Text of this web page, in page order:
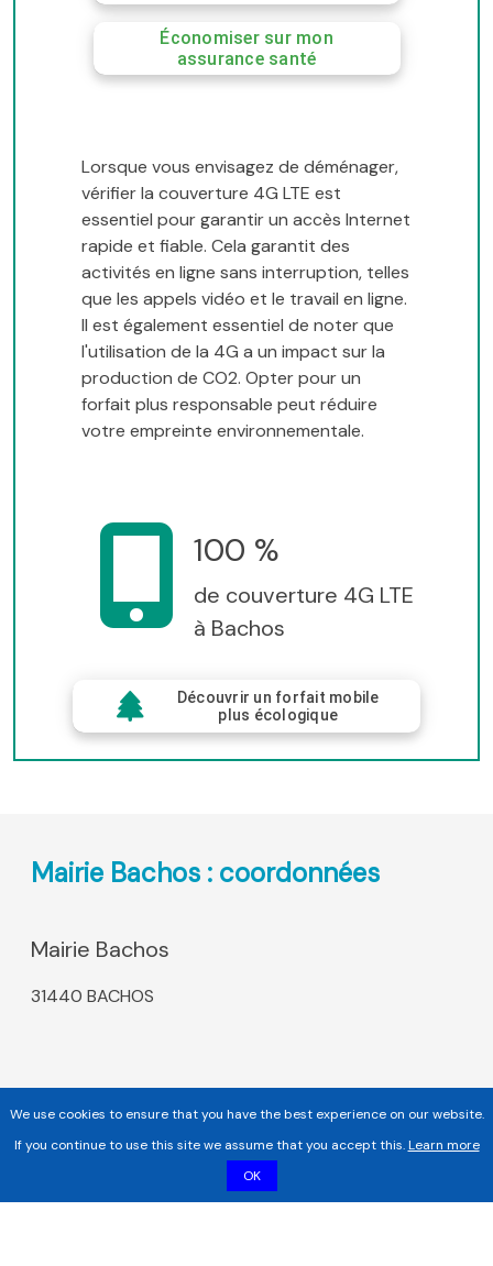
Économiser sur mon
assurance santé
Lorsque vous envisagez de déménager,
vérifier la couverture 4G LTE est
essentiel pour garantir un accès Internet
rapide et fiable. Cela garantit des
activités en ligne sans interruption, telles
que les appels vidéo et le travail en ligne.
Il est également essentiel de noter que
l'utilisation de la 4G a un impact sur la
production de CO2. Opter pour un
forfait plus responsable peut réduire
votre empreinte environnementale.
100 %
de couverture 4G LTE
à Bachos
Découvrir un forfait mobile
plus écologique
Mairie Bachos : coordonnées
Mairie Bachos
31440 BACHOS
We use cookies to ensure that you have the best experience on our website.
If you continue to use this site we assume that you accept this.Learn more
OK